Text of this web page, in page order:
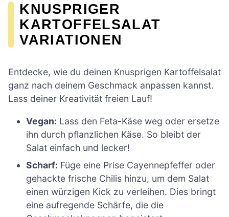
KNUSPRIGER
KARTOFFELSALAT
VARIATIONEN
Entdecke, wie du deinen Knusprigen Kartoffelsalat
ganz nach deinem Geschmack anpassen kannst.
Lass deiner Kreativität freien Lauf!
Vegan: Lass den Feta-Käse weg oder ersetze
ihn durch pflanzlichen Käse. So bleibt der
Salat einfach und lecker!
Scharf: Füge eine Prise Cayennepfeffer oder
gehackte frische Chilis hinzu, um dem Salat
einen würzigen Kick zu verleihen. Dies bringt
eine aufregende Schärfe, die die